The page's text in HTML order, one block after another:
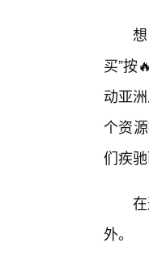
买”按
动亚
个资
们疾驰
外。